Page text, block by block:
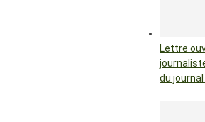
Lettre
du journal